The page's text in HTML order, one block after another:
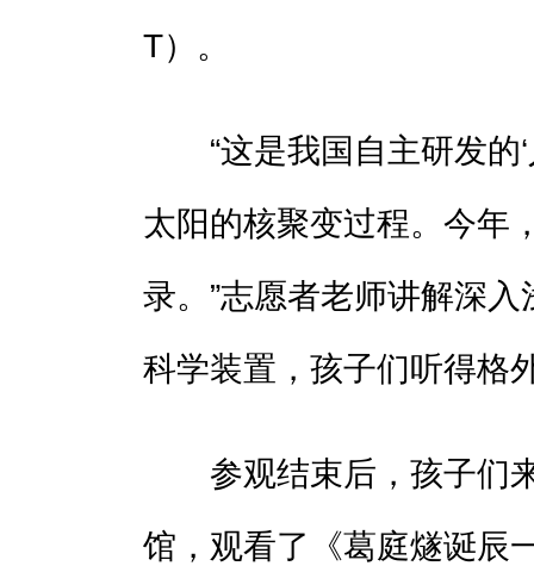
T）。
“这是我国自主研发的‘
太阳的核聚变过程。今年
录。”志愿者老师讲解深
科学装置，孩子们听得格
参观结束后，孩子们来
馆，观看了《葛庭燧诞辰